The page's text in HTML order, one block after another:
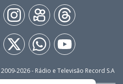
2026- Rádio e Televisão Record S.A